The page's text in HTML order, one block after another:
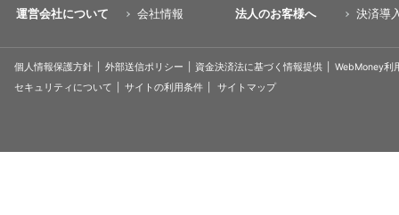
運営会社について 会社情報 法人のお客様へ 決済導
個人情報保護方針 外部送信ポリシー 資金決済法に基づく情報提供
WebMoney利
セキュリティについて
サイトの利用条件 サイトマップ